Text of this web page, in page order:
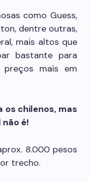
como Guess,
dentre outras,
mais altos que
bastante para
mais em
os chilenos, mas
é!
8.000 pesos
trecho.